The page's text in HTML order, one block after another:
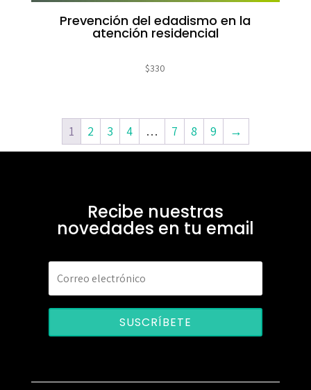
Prevención del edadismo en la
atención residencial
$330
1 2 3 4 … 7 8 9 →
Recibe nuestras
novedades en tu email
SUSCRÍBETE